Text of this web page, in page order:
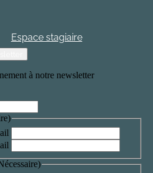
Espace stagiaire
à notre newsletter